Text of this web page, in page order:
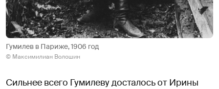
Гумилев в Париже, 1906 год
© Максимилиан Волошин
Сильнее всего Гумилеву досталось от Ирины